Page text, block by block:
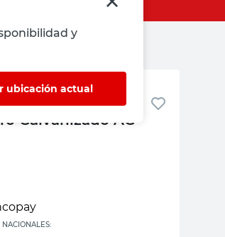
y
ubicación actual
Octogonal
Galvanizado AG